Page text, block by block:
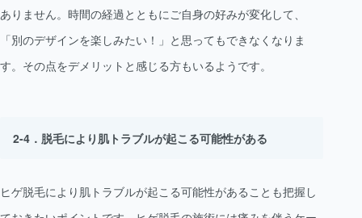
ありません。時間の経過とともにご自身の好みが変化して、
「別のデザインを楽しみたい！」と思ってもできなくなりま
す。その点をデメリットと感じる方もいるようです。
脱毛により肌トラブルが起こる可能性がある
ヒゲ脱毛により肌トラブルが起こる可能性があることも把握し